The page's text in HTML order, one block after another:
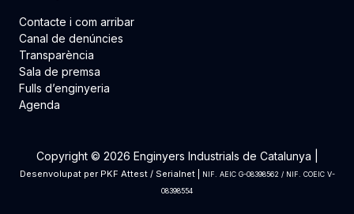
Contacte i com arribar
Canal de denúncies
Transparència
Sala de premsa
Fulls d’enginyeria
Agenda
Copyright © 2026 Enginyers Industrials de Catalunya |
Desenvolupat per PKF Attest/ Serialnet|
NIF. AEIC G-08398562 / NIF. COEIC V-
08398554